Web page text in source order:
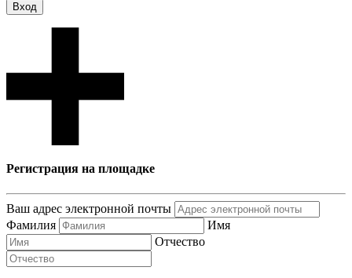
Вход
Регистрация на площадке
Ваш адрес электронной почты
Фамилия
Имя
Отчество